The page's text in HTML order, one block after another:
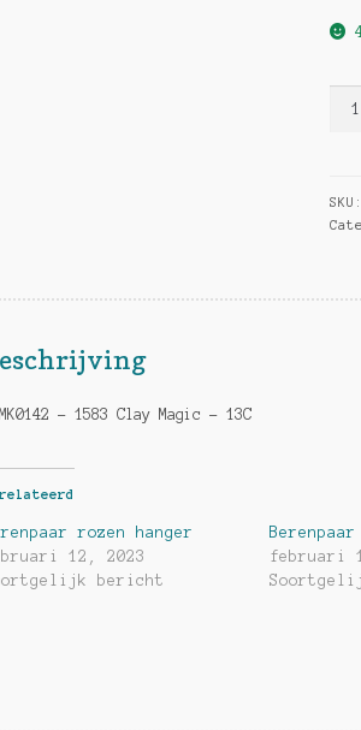
– 1583 Clay Magic – 13C
rozen hanger
12, 2023
bericht
februari